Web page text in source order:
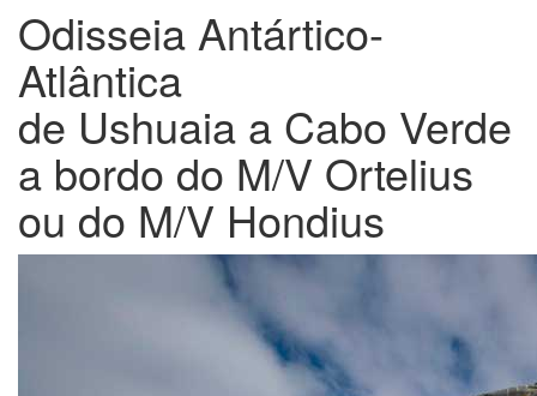
Odisseia Antártico-
Atlântica
de Ushuaia a Cabo Verde
a bordo do M/V Ortelius
ou do M/V Hondius